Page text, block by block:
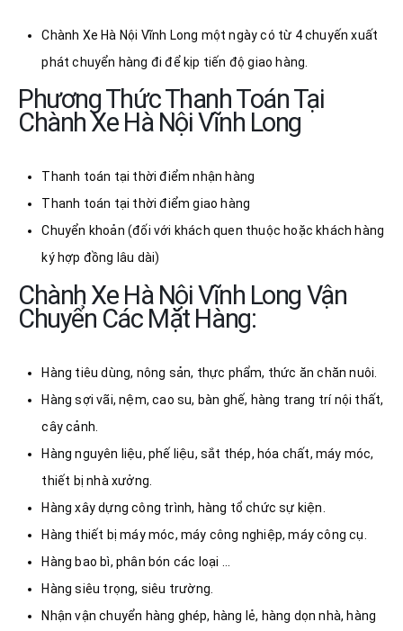
Chành Xe Hà Nội Vĩnh Long một ngày có từ 4 chuyến xuất
phát chuyển hàng đi để kịp tiến độ giao hàng.
Phương Thức Thanh Toán Tại
Chành Xe Hà Nội Vĩnh Long
Thanh toán tại thời điểm nhận hàng
Thanh toán tại thời điểm giao hàng
Chuyển khoản (đối với khách quen thuộc hoặc khách hàng
ký hợp đồng lâu dài)
Chành Xe Hà Nội Vĩnh Long Vận
Chuyển Các Mặt Hàng:
Hàng tiêu dùng, nông sản, thực phẩm, thức ăn chăn nuôi.
Hàng sợi vãi, nệm, cao su, bàn ghế, hàng trang trí nội thất,
cây cảnh.
Hàng nguyên liệu, phế liệu, sắt thép, hóa chất, máy móc,
thiết bị nhà xưởng.
Hàng xây dựng công trình, hàng tổ chức sự kiện.
Hàng thiết bị máy móc, máy công nghiệp, máy công cụ.
Hàng bao bì, phân bón các loại …
Hàng siêu trọng, siêu trường.
Nhận vận chuyển hàng ghép, hàng lẻ, hàng dọn nhà, hàng